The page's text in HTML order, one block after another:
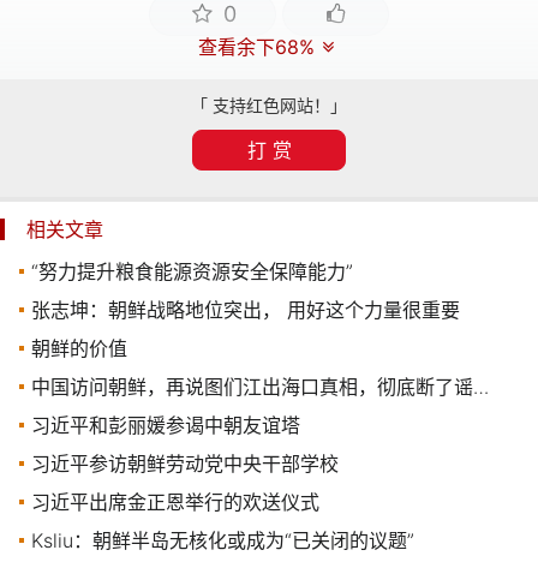
0
查看余下68%
「 支持红色网站！」
打 赏
相关文章
“努力提升粮食能源资源安全保障能力”
张志坤：朝鲜战略地位突出， 用好这个力量很重要
朝鲜的价值
中国访问朝鲜，再说图们江出海口真相，彻底断了谣言的根
习近平和彭丽媛参谒中朝友谊塔
习近平参访朝鲜劳动党中央干部学校
习近平出席金正恩举行的欢送仪式
Ksliu：朝鲜半岛无核化或成为“已关闭的议题”